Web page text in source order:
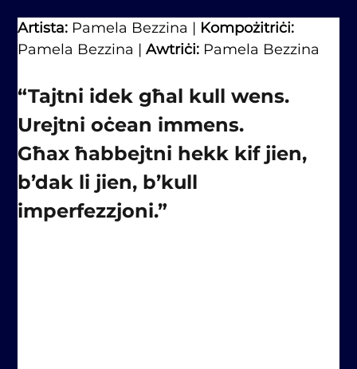
Artista: Pamela Bezzina | Kompożitriċi:
Pamela Bezzina | Awtriċi: Pamela Bezzina
“Tajtni idek għal kull wens.
Urejtni oċean immens.
Għax ħabbejtni hekk kif jien,
b’dak li jien, b’kull
imperfezzjoni.”